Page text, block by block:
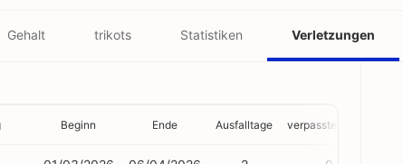
Gehalt trikots Statistiken Verletzungen
Beginn Ende Ausfalltage verpasste Spiele